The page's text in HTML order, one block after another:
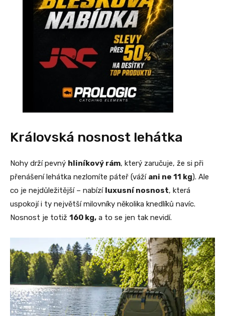
Královská nosnost lehátka
Nohy drží pevný hliníkový rám, který zaručuje, že si při
přenášení lehátka nezlomíte páteř (váží ani ne 11 kg). Ale
co je nejdůležitější – nabízí luxusní nosnost, která
uspokojí i ty největší milovníky několika knedlíků navíc.
Nosnost je totiž 160 kg, a to se jen tak nevidí.